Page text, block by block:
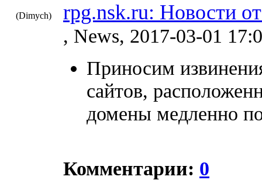
(Dimych) rpg.nsk.ru: Новости
, News, 2017-03-01
Приносим
сайтов,
домены медленно
Комментарии: 0